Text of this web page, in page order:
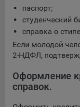
паспорт;
студенческий
справка о
Если молодой
2-НДФЛ,
Оформление
справок.